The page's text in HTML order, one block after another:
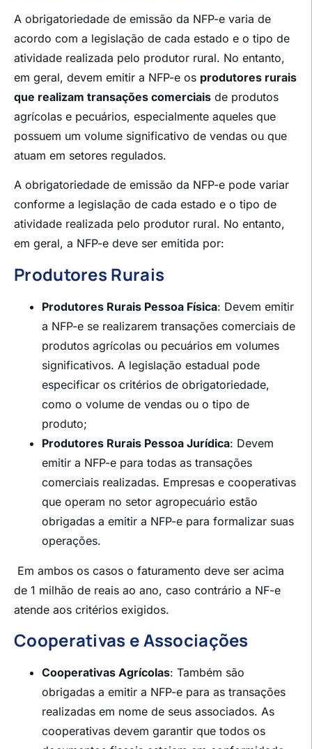
A obrigatoriedade de emissão da NFP-e varia de
acordo com a legislação de cada estado e o tipo de
atividade realizada pelo produtor rural. No entanto,
em geral, devem emitir a NFP-e os produtores rurais
que realizam transações comerciais de produtos
agrícolas e pecuários, especialmente aqueles que
possuem um volume significativo de vendas ou que
atuam em setores regulados.
A obrigatoriedade de emissão da NFP-e pode variar
conforme a legislação de cada estado e o tipo de
atividade realizada pelo produtor rural. No entanto,
em geral, a NFP-e deve ser emitida por:
Produtores Rurais
Produtores Rurais Pessoa Física: Devem emitir
a NFP-e se realizarem transações comerciais de
produtos agrícolas ou pecuários em volumes
significativos. A legislação estadual pode
especificar os critérios de obrigatoriedade,
como o volume de vendas ou o tipo de
produto;
Produtores Rurais Pessoa Jurídica: Devem
emitir a NFP-e para todas as transações
comerciais realizadas. Empresas e cooperativas
que operam no setor agropecuário estão
obrigadas a emitir a NFP-e para formalizar suas
operações.
Em ambos os casos o faturamento deve ser acima
de 1 milhão de reais ao ano, caso contrário a NF-e
atende aos critérios exigidos.
Cooperativas e Associações
Cooperativas Agrícolas: Também são
obrigadas a emitir a NFP-e para as transações
realizadas em nome de seus associados. As
cooperativas devem garantir que todos os